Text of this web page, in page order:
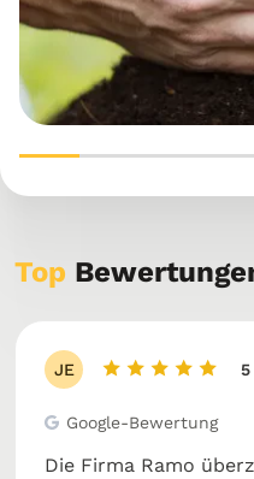
Top
JE 5
Google-Bewertung
Die Firma Ramo